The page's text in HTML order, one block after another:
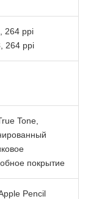
264 ppi
264 ppi
Tone,
покрытие
Pencil